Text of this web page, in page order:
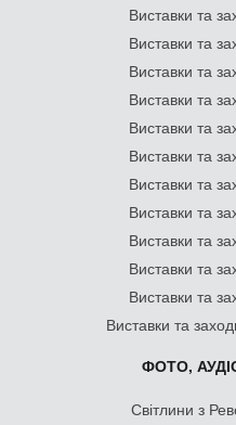
Виставки та
Виставки та
Виставки та
Виставки та
Виставки та
Виставки та
Виставки та
Виставки та
Виставки та
Виставки та
Виставки та
Виставки та
ФОТО,
Світлини з